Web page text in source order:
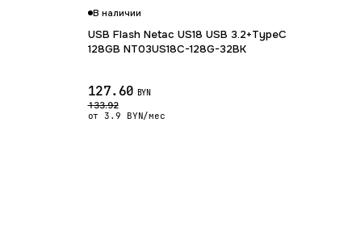
В наличии
USB Flash Netac US18 USB 3.2+TypeC
128GB NT03US18C-128G-32BK
127.60 BYN
133.92
от 3.9 BYN/мес